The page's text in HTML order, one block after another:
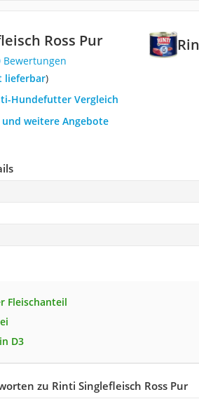
Ross Pur
Bewertungen
lieferbar)
Hundefutter Vergleich
weitere Angebote
Fleischanteil
D3
zu Rinti Singlefleisch Ross Pur